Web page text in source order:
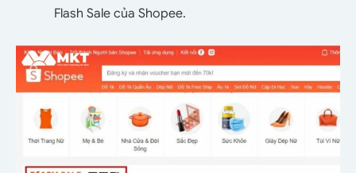
Flash Sale của Shopee.